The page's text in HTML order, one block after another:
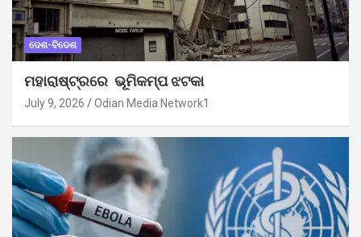
ଦେଶ-ବିଦେଶ
ମହାରାଷ୍ଟ୍ରରେ ଭୂମିକମ୍ପ ଝଟକା
July 9, 2026 Odian Media Network1